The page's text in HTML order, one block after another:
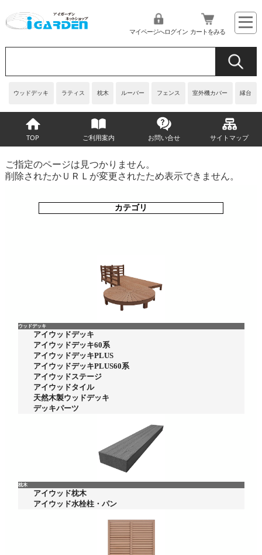
ウッドデッキ ラティス 枕木 ルーバー フェンス 室外機カバー 縁台
マイページへログイン カートをみる
TOP ご利用案内 お問い合せ サイトマップ
ご指定のページは見つかりません。
削除されたかＵＲＬが変更されたため表示できません。